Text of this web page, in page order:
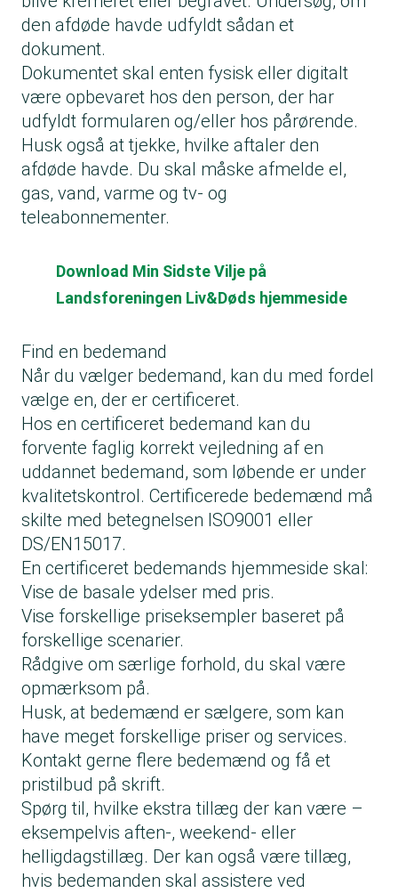
den afdøde havde udfyldt sådan et
dokument.
Dokumentet skal enten fysisk eller digitalt
være opbevaret hos den person, der har
udfyldt formularen og/eller hos pårørende.
Husk også at tjekke, hvilke aftaler den
afdøde havde. Du skal måske afmelde el,
gas, vand, varme og tv- og
teleabonnementer.
Download Min Sidste Vilje på
Landsforeningen Liv&Døds hjemmeside
Find en bedemand
Når du vælger bedemand, kan du med fordel
vælge en, der er certificeret.
Hos en certificeret bedemand kan du
forvente faglig korrekt vejledning af en
uddannet bedemand, som løbende er under
kvalitetskontrol. Certificerede bedemænd må
skilte med betegnelsen ISO9001 eller
DS/EN15017.
En certificeret bedemands hjemmeside skal:
Vise de basale ydelser med pris.
Vise forskellige priseksempler baseret på
forskellige scenarier.
Rådgive om særlige forhold, du skal være
opmærksom på.
Husk, at bedemænd er sælgere, som kan
have meget forskellige priser og services.
Kontakt gerne flere bedemænd og få et
pristilbud på skrift.
Spørg til, hvilke ekstra tillæg der kan være –
eksempelvis aften-, weekend- eller
helligdagstillæg. Der kan også være tillæg,
hvis bedemanden skal assistere ved